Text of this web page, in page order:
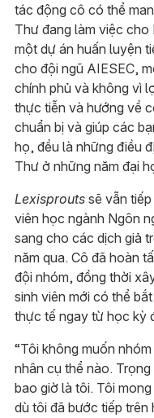
tác động cô có thể
Thư đang làm việc cho
một dự án huấn luyện
cho đội ngũ AIESEC,
chính phủ và không vì
thực tiễn và hướng về
chuẩn bị và giúp các
họ, đều là những điều
Thư ở những năm đại
Lexisprouts sẽ vẫn
viên học ngành Ngôn
sang cho các dịch giả
năm qua. Cô đã hoàn
đội nhóm, đồng thời
sinh viên mới có thể
thực tế ngay từ học kỳ
“Tôi không muốn
nhân cụ thể nào.
bao giờ là tôi. Tôi
dù tôi đã bước tiếp trên